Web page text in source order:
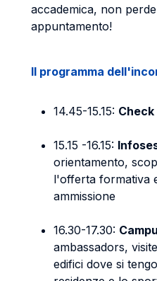
accademica, non
appuntamento!
Il programma
14.45-15.15: Check
15.15 -16.15:
orientamento,
l'offerta formativa
ammissione
16.30-17.30:
ambassadors,
edifici dove si